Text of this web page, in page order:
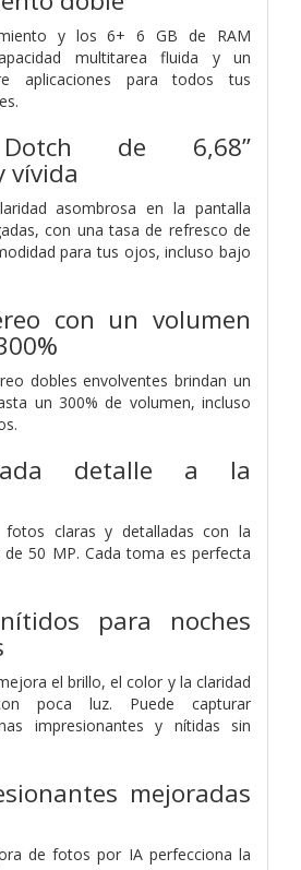
y los 6+ 6 GB de RAM
multitarea fluida y un
aplicaciones para todos tus
de 6,68’’
vívida
asombrosa en la pantalla
con una tasa de refresco de
para tus ojos, incluso bajo
con un volumen
dobles envolventes brindan un
un 300% de volumen, incluso
detalle a la
fotos claras y detalladas con la
50 MP. Cada toma es perfecta
para noches
el brillo, el color y la claridad
poca luz. Puede capturar
impresionantes y nítidas sin
mejoradas
de fotos por IA perfecciona la